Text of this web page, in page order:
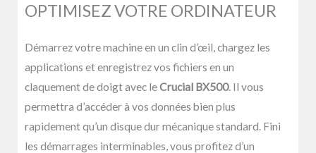
OPTIMISEZ VOTRE ORDINATEUR
Démarrez votre machine en un clin d’œil, chargez les
applications et enregistrez vos fichiers en un
claquement de doigt avec leCrucial BX500. Il vous
permettra d’accéder à vos données bien plus
rapidement qu’un disque dur mécanique standard. Fini
les démarrages interminables, vous profitez d’un